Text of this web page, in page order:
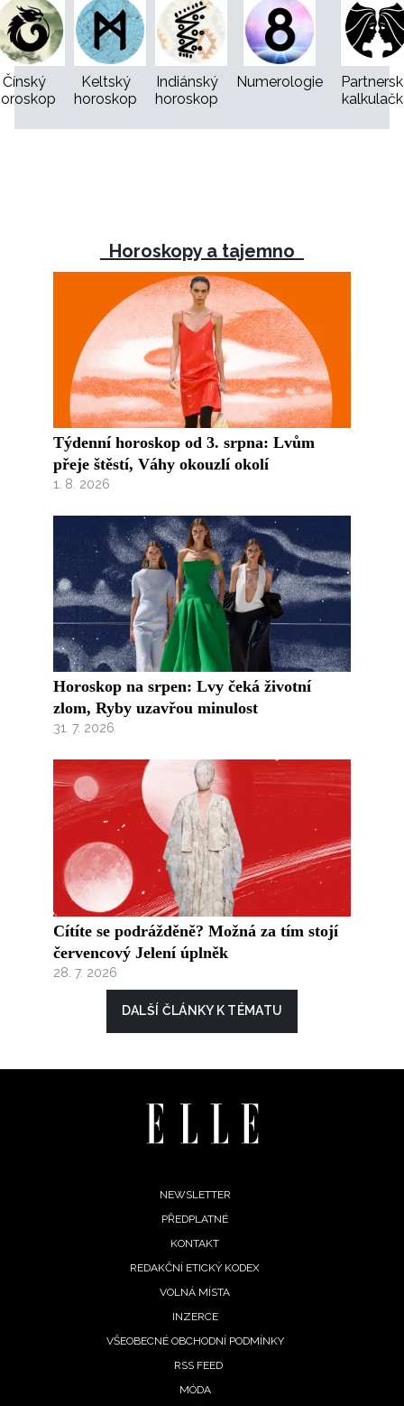
NEWSLETTER
Čínský
Keltský
horoskop
Indiánský
horoskop
Numerologie
Horoskopy a tajemno
Týdenní horoskop od 3. srpna: Lvům
přeje štěstí, Váhy okouzlí okolí
1. 8. 2026
Horoskop na srpen: Lvy čeká životní
zlom, Ryby uzavřou minulost
31. 7. 2026
Cítíte se podrážděně? Možná za tím stojí
červencový Jelení úplněk
28. 7. 2026
DALŠÍ ČLÁNKY K TÉMATU
NEWSLETTER
PŘEDPLATNÉ
KONTAKT
REDAKČNÍ ETICKÝ KODEX
VOLNÁ MÍSTA
INZERCE
VŠEOBECNÉ OBCHODNÍ PODMÍNKY
RSS FEED
MÓDA